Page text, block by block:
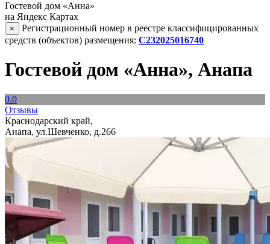
Гостевой дом «Анна»
на Яндекс Картах
×
Регистрационный номер в реестре классифицированных
средств (объектов) размещения: С232025016740
Гостевой дом «Анна», Анапа
0.0
Отзывы
Краснодарский край,
Анапа, ул.Шевченко, д.266